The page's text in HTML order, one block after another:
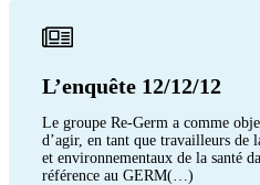
L’enquête 12/12/12
Le groupe Re-Germ a comme
d’agir, en tant que travailleurs de
et environnementaux de la santé
référence au GERM(…)